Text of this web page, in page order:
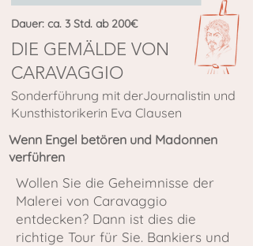
Dauer: ca. 3 Std. ab 200€
DIE GEMÄLDE VON
CARAVAGGIO
Sonderführung mit derJournalistin und
Kunsthistorikerin Eva Clausen
Wenn Engel betören und Madonnen
verführen
Wollen Sie die Geheimnisse der
Malerei von Caravaggio
entdecken? Dann ist dies die
richtige Tour für Sie. Bankiers und